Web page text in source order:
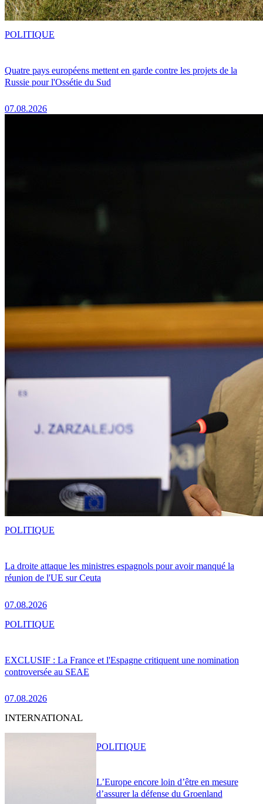
Quatre pays européens mettent en garde contre les projets de la
Russie pour l'Ossétie du Sud
07.08.2026
POLITIQUE
La droite attaque les ministres espagnols pour avoir manqué la
réunion de l'UE sur Ceuta
07.08.2026
POLITIQUE
EXCLUSIF : La France et l'Espagne critiquent une nomination
controversée au SEAE
07.08.2026
POLITIQUE
INTERNATIONAL
L’Europe encore loin d’être en mesure
d’assurer la défense du Groenland
POLITIQUE